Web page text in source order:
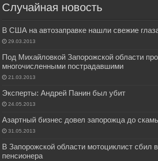
Случайная новость
В США на автозаправке нашли свежие
29.03.2013
Под Михайловкой Запорожской области
многочисленными пострадавшими
21.03.2013
Эксперты: Андрей Панин был убит
24.05.2013
Азартный бизнес довел запорожца до
31.05.2013
В Запорожской области мотоциклист сбил
пенсионера